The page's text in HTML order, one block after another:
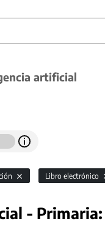
artificial
Libro electrónico
-